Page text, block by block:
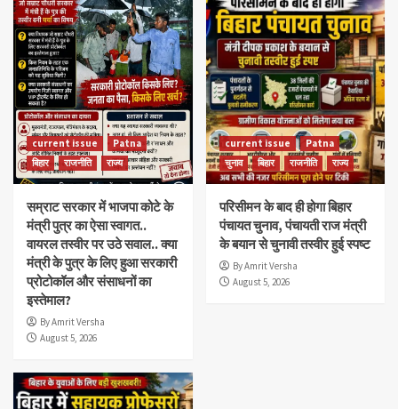
current issue
Patna
बिहार
राजनीति राज्य
सम्राट सरकार में भाजपा कोटे के
मंत्री पुत्र का ऐसा स्वागत..
वायरल तस्वीर पर उठे सवाल.. क्या
मंत्री के पुत्र के लिए हुआ सरकारी
प्रोटोकॉल और संसाधनों का
इस्तेमाल?
By Amrit Versha
August 5, 2026
current issue
Patna
चुनाव
बिहार राजनीति राज्य
परिसीमन के बाद ही होगा बिहार
पंचायत चुनाव, पंचायती राज मंत्री
के बयान से चुनावी तस्वीर हुई स्पष्ट
By Amrit Versha
August 5, 2026